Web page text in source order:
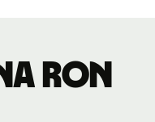
RON